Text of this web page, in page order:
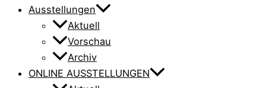
Ausstellungen
Aktuell
Vorschau
Archiv
ONLINE AUSSTELLUNGEN